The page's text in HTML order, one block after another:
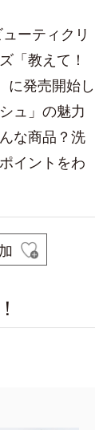
ーティクリ
「教えて！
に発売開始し
ュ」の魅力
な商品？洗
イントをわ